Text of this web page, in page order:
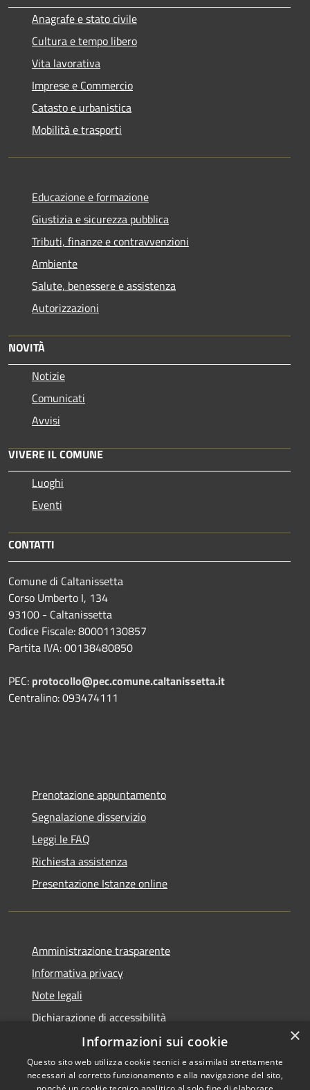
Anagrafe e stato civile
Cultura e tempo libero
Vita lavorativa
Imprese e Commercio
Catasto e urbanistica
Mobilità e trasporti
Educazione e formazione
Giustizia e sicurezza pubblica
Tributi, finanze e contravvenzioni
Ambiente
Salute, benessere e assistenza
Autorizzazioni
NOVITÀ
Notizie
Comunicati
Avvisi
VIVERE IL COMUNE
Luoghi
Eventi
CONTATTI
Comune di Caltanissetta
Corso Umberto I, 134
93100 - Caltanissetta
Codice Fiscale: 80001130857
Partita IVA: 00138480850
PEC: protocollo@pec.comune.caltanissetta.it
Centralino: 093474111
Prenotazione appuntamento
Segnalazione disservizio
Leggi le FAQ
Richiesta assistenza
Presentazione Istanze online
Amministrazione trasparente
Informativa privacy
Note legali
Dichiarazione di accessibilità
Copyright © 2026 • Comune di
×
Informazioni sui cookie
Questo sito web utilizza cookie tecnici e assimilati strettamente
necessari al corretto funzionamento e alla navigazione del sito,